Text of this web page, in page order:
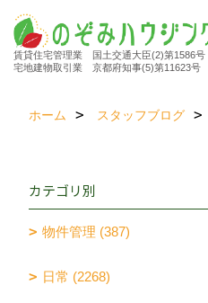
賃貸住宅管理業 国土交通大臣(2)第1586号
宅地建物取引業 京都府知事(5)第11623号
ホーム スタッフブログ
カテゴリ別
物件管理 (387)
日常 (2268)